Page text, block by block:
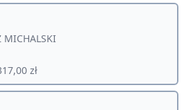
MICHALSKI
zł